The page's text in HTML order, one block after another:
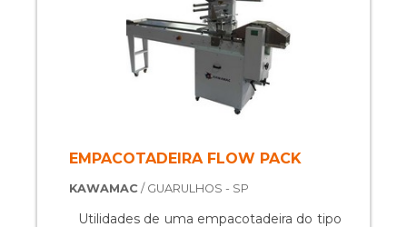
EMPACOTADEIRA FLOW PACK
KAWAMAC/ GUARULHOS - SP
Utilidades de uma empacotadeira do tipo